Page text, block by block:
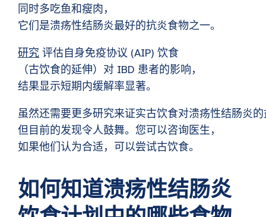
同时多吃鱼和瘦肉，
它们是溃疡性结肠炎最好的抗炎食物之一。
研究 评估自身免疫协议 (AIP) 饮食
（古饮食的延伸）对 IBD 患者的影响，
结果显示短期内缓解率显著。
虽然还需要更多研究来证实古饮食对溃疡性结肠炎
但目前的发现令人鼓舞。您可以咨询医生，
如果他们认为合适，可以尝试古饮食。
如何知道溃疡性结肠炎